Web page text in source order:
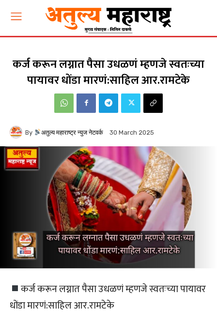
कर्ज करून लग्नात पैसा उधळणं म्हणजे स्वतःच्या
पायावर धोंडा मारणं:साहिल आर.रामटेके
By अतुल्य महाराष्ट्र न्युज नेटवर्क 30 March 2025
कर्ज करून लग्नात पैसा उधळणं म्हणजे स्वतःच्या पायावर
धोंडा मारणं:साहिल आर.रामटेके